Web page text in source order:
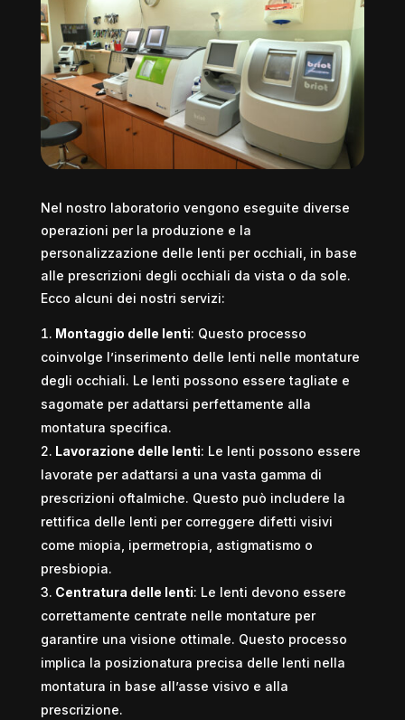
Nel nostro laboratorio vengono eseguite diverse
operazioni per la produzione e la
personalizzazione delle lenti per occhiali, in base
alle prescrizioni degli occhiali da vista o da sole.
Ecco alcuni dei nostri servizi:
Montaggio delle lenti: Questo processo
coinvolge l’inserimento delle lenti nelle montature
degli occhiali. Le lenti possono essere tagliate e
sagomate per adattarsi perfettamente alla
montatura specifica.
Lavorazione delle lenti: Le lenti possono essere
lavorate per adattarsi a una vasta gamma di
prescrizioni oftalmiche. Questo può includere la
rettifica delle lenti per correggere difetti visivi
come miopia, ipermetropia, astigmatismo o
presbiopia.
Centratura delle lenti: Le lenti devono essere
correttamente centrate nelle montature per
garantire una visione ottimale. Questo processo
implica la posizionatura precisa delle lenti nella
montatura in base all’asse visivo e alla
prescrizione.